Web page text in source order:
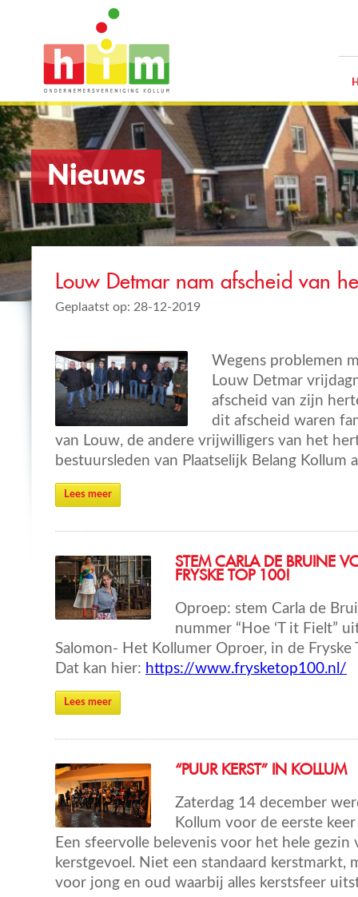
Nieuws
Louw Detmar nam afscheid van
Geplaatst op: 28-12-2019
Wegens problemen
Louw Detmar
afscheid van zijn
dit afscheid waren
van Louw, de andere vrijwilligers van het
bestuursleden van Plaatselijk Belang Kollum
Lees meer
STEM CARLA DE BRUINE
FRYSKE TOP 100!
Oproep: stem Carla de
nummer “Hoe ‘T it Fielt”
Salomon- Het Kollumer Oproer, in de Fryske
Dat kan hier: https://www.frysketop100.nl/
Lees meer
“PUUR KERST” IN KOLLUM
Zaterdag 14 december
Kollum voor de eerste
Een sfeervolle belevenis voor het hele gezin
kerstgevoel. Niet een standaard kerstmarkt,
voor jong en oud waarbij alles kerstsfeer